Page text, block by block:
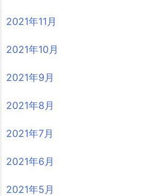
2021年11月
2021年10月
2021年9月
2021年8月
2021年7月
2021年6月
2021年5月